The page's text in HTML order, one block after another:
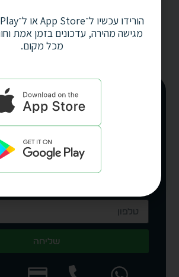
עקבו אחרינו בפייסבוקלעוד טיפים
השארת
ויצירת קשר
שליחה
מגישה מהירה, עדכונים בזמן אמת
מכל מקום.